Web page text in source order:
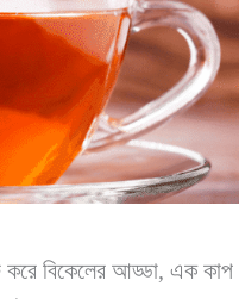
করে বিকেলের আড্ডা, এক কাপ